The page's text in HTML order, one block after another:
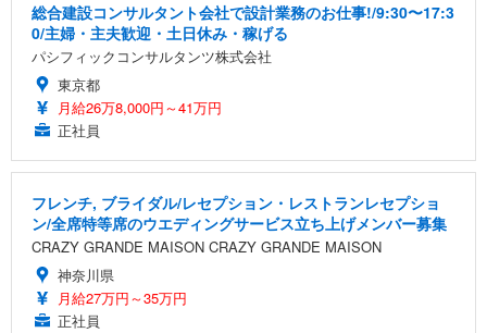
総合建設コンサルタント会社で設計業務のお仕事!/9:30〜17:3
0/主婦・主夫歓迎・土日休み・稼げる
パシフィックコンサルタンツ株式会社
東京都
月給26万8,000円～41万円
正社員
フレンチ, ブライダル/レセプション・レストランレセプショ
ン/全席特等席のウエディングサービス立ち上げメンバー募集
CRAZY GRANDE MAISON CRAZY GRANDE MAISON
神奈川県
月給27万円～35万円
正社員